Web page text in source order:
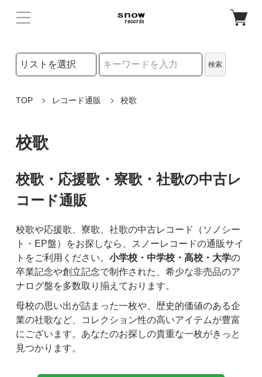
検索リストの選択
検索
TOP レコード通販 校歌
校歌
校歌・応援歌・寮歌・社歌の中古レ
コード通販
校歌や応援歌、寮歌、社歌の中古レコード（ソノシー
ト・EP盤）をお探しなら、スノーレコードの通販サイ
トをご利用ください。 小学校・中学校・高校・大学の
卒業記念や創立記念で制作された、希少な非売品のア
ナログ盤を多数取り揃えております。
母校の思い出が詰まった一枚や、歴史的価値のある企
業の社歌など、コレクション性の高いアイテムが豊富
にございます。あなたのお探しの貴重な一枚がきっと
見つかります。